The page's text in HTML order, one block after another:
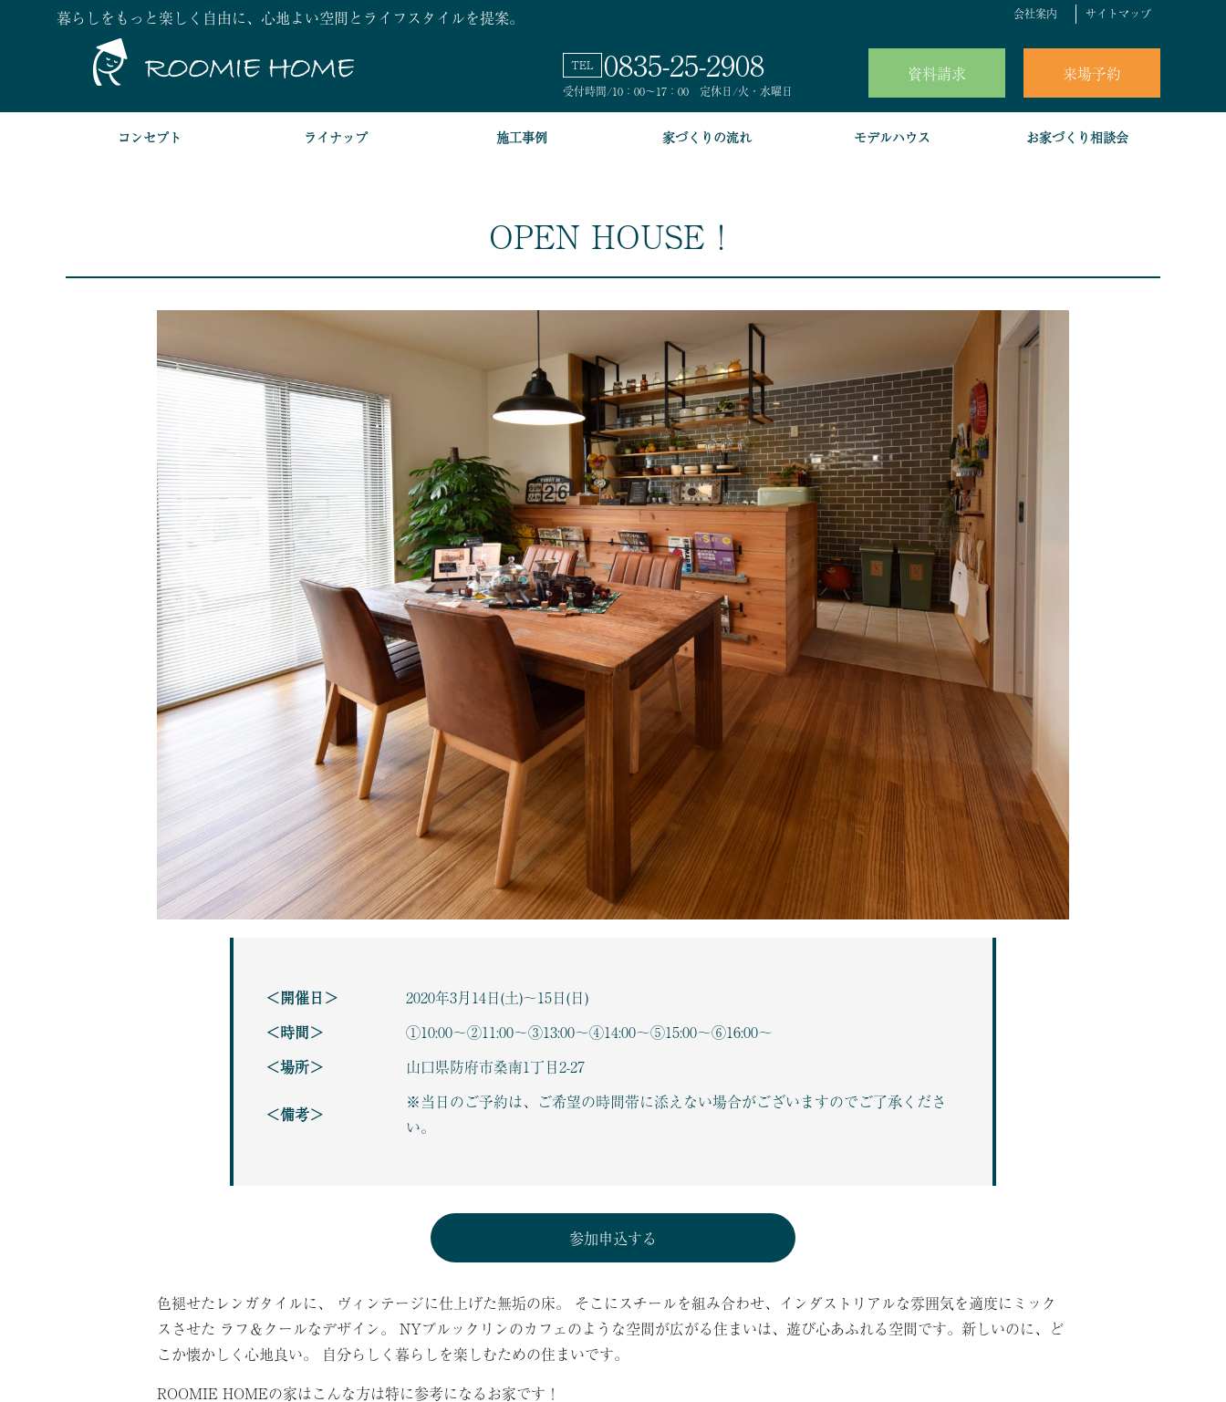
暮らしをもっと楽しく自由に、心地よい空間とライフスタイルを提案。 サイトマップ
会社案内
来場予約
資料請求
TEL 0835-25-2908
受付時間/10：00～17：00 定休日/火・水曜日
コンセプト ライナップ 施工事例 家づくりの流れ モデルハウス お家づくり相談会
OPEN HOUSE！
＜開催日＞
2020年3月14日(土)～15日(日)
＜時間＞
①10:00～②11:00～③13:00～④14:00～⑤15:00～⑥16:00～
＜場所＞
山口県防府市桑南1丁目2-27
＜備考＞
※当日のご予約は、ご希望の時間帯に添えない場合がございますのでご了承くださ
い。
参加申込する
色褪せたレンガタイルに、 ヴィンテージに仕上げた無垢の床。 そこにスチールを組み合わせ、インダストリアルな雰囲気を適度にミック
スさせた ラフ＆クールなデザイン。 NYブルックリンのカフェのような空間が広がる住まいは、遊び心あふれる空間です。新しいのに、ど
こか懐かしく心地良い。 自分らしく暮らしを楽しむための住まいです。
ROOMIE HOMEの家はこんな方は特に参考になるお家です！